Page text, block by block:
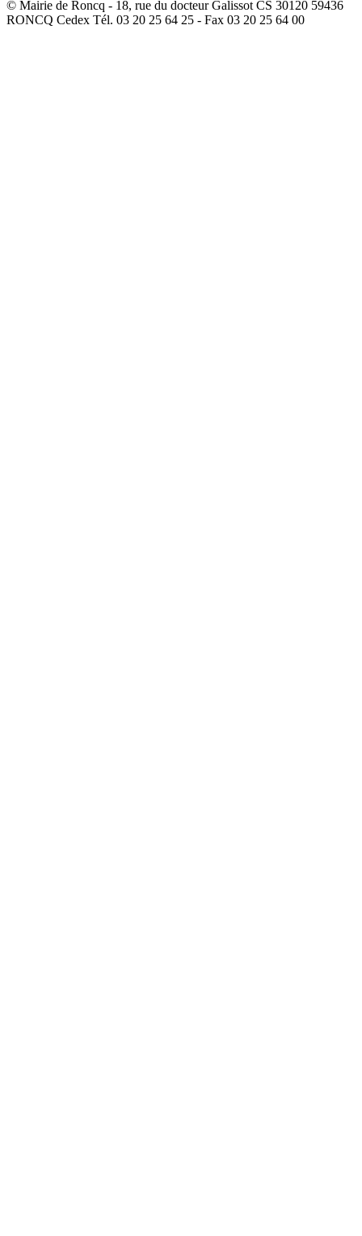
© Mairie de Roncq - 18, rue du docteur Galissot CS 30120 59436
RONCQ Cedex Tél. 03 20 25 64 25 - Fax 03 20 25 64 00